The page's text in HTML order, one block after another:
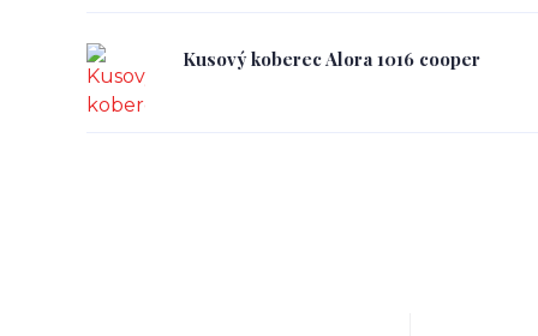
Kusový koberec Alora 1016 cooper